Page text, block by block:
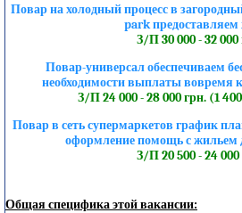
Повар на холодный процесс в
park предоставляем
З/П 30 000 - 32 000
Повар-универсал обеспечиваем
необходимости выплаты вовремя
З/П 24 000 - 28 000 грн. (1
Повар в сеть супермаркетов график
оформление помощь с жильем
З/П 20 500 - 24 000
Общая специфика этой вакансии: